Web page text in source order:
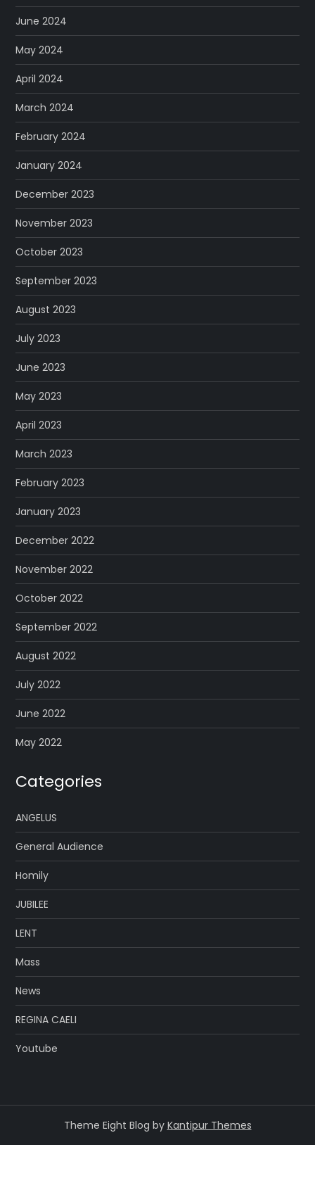
June 2024
May 2024
April 2024
March 2024
February 2024
January 2024
December 2023
November 2023
October 2023
September 2023
August 2023
July 2023
June 2023
May 2023
April 2023
March 2023
February 2023
January 2023
December 2022
November 2022
October 2022
September 2022
August 2022
July 2022
June 2022
May 2022
Categories
ANGELUS
General Audience
Homily
JUBILEE
LENT
Mass
News
REGINA CAELI
Youtube
Theme Eight Blog by Kantipur Themes